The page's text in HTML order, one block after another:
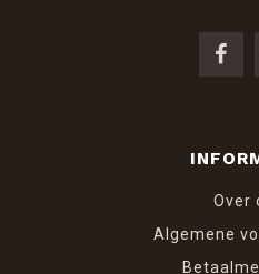
Over
Algemene